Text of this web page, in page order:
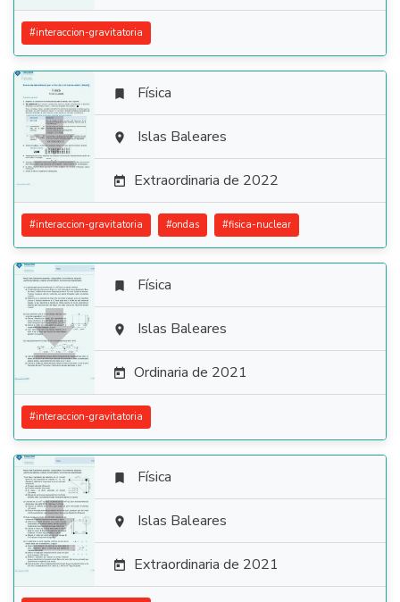
#interaccion-gravitatoria

 Física
 Islas Baleares
 Extraordinaria de 2022
#interaccion-gravitatoria #ondas #fisica-nuclear

 Física
 Islas Baleares
 Ordinaria de 2021
#interaccion-gravitatoria

 Física
 Islas Baleares
 Extraordinaria de 2021